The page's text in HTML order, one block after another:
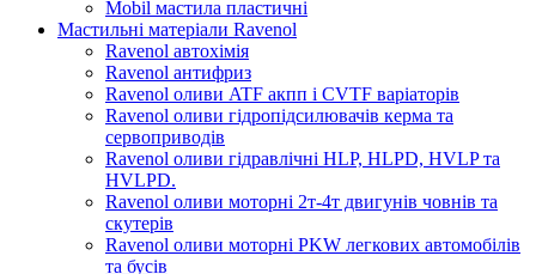
Mobil мастила пластичні
Мастильні матеріали Ravenol
Ravenol автохімія
Ravenol антифриз
Ravenol оливи ATF акпп і CVTF варіаторів
Ravenol оливи гідропідсилювачів керма та
сервоприводів
Ravenol оливи гідравлічні HLP, HLPD, HVLP та
HVLPD.
Ravenol оливи моторні 2т-4т двигунів човнів та
скутерів
Ravenol оливи моторні PKW легкових автомобілів
та бусів